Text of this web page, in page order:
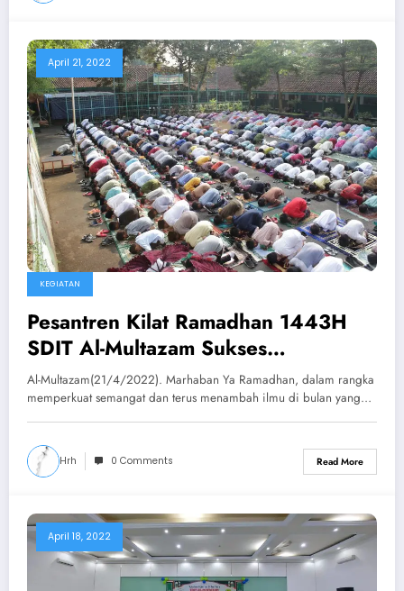
April 21, 2022
KEGIATAN
Pesantren Kilat Ramadhan 1443H
SDIT Al-Multazam Sukses
Dilaksanakan
Al-Multazam(21/4/2022). Marhaban Ya Ramadhan, dalam rangka
memperkuat semangat dan terus menambah ilmu di bulan yang…
Hrh 0 Comments Read More
April 18, 2022